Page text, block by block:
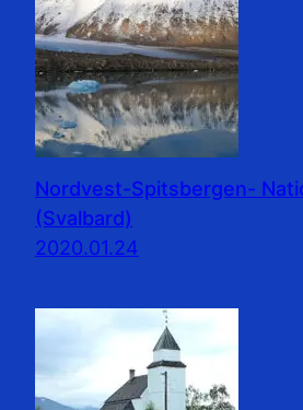
Nordvest-Spitsbergen-
(Svalbard)
2020.01.24